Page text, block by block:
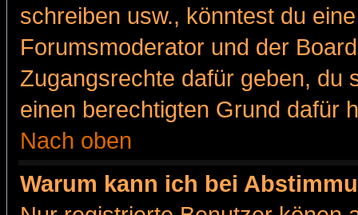
schreiben usw., könntest du
Forumsmoderator und der
Zugangsrechte dafür geben, du
einen berechtigten Grund dafür
Nach oben
Warum kann ich bei